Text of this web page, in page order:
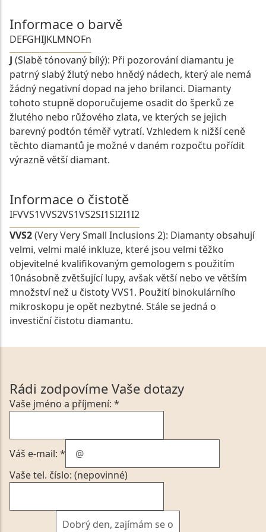
Informace o barvě
DEFGHIJKLMNOFn
J (Slabě tónovaný bílý): Při pozorování diamantu je
patrný slabý žlutý nebo hnědý nádech, který ale nemá
žádný negativní dopad na jeho brilanci. Diamanty
tohoto stupně doporučujeme osadit do šperků ze
žlutého nebo růžového zlata, ve kterých se jejich
barevný podtón téměř vytratí. Vzhledem k nižší ceně
těchto diamantů je možné v daném rozpočtu pořídit
výrazně větší diamant.
Informace o čistotě
IFVVS1VVS2VS1VS2SI1SI2I1I2
VVS2(Very Very Small Inclusions 2): Diamanty obsahují
velmi, velmi malé inkluze, které jsou velmi těžko
objevitelné kvalifikovaným gemologem s použitím
10násobně zvětšující lupy, avšak větší nebo ve větším
množství než u čistoty VVS1. Použití binokulárního
mikroskopu je opět nezbytné. Stále se jedná o
investiční čistotu diamantu.
Rádi zodpovíme Vaše dotazy
Vaše jméno a příjmení: *
Váš e-mail: *
Vaše tel. číslo: (nepovinné)